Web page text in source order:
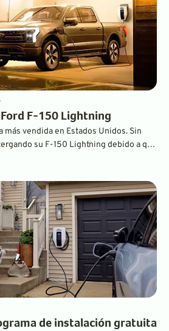
F-150 Lightning
más vendida en Estados Unidos. Sin
su F-150 Lightning debido a que
de instalación gratuita